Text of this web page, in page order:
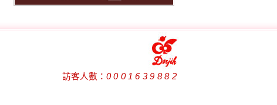
訪客人數： 0001639882